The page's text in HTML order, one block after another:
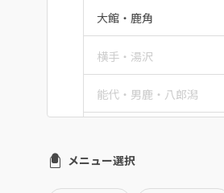
大館・鹿角
横手・湯沢
能代・男鹿・八郎潟
由利本荘
メニュー選択